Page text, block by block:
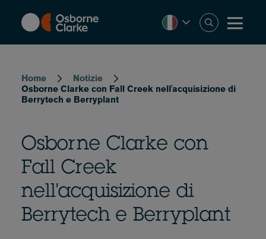
content
Home
Notizie
Osborne Clarke con Fall Creek nell'acquisizione di
Berrytech e Berryplant
Osborne Clarke con
Fall Creek
nell'acquisizione di
Berrytech e Berryplant